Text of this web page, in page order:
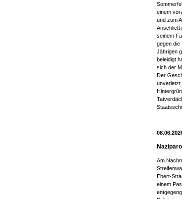
einem
und zum
seinem
gegen die
Jährigen
beleidigt
sich der
Der
Am
Ebert-
einem